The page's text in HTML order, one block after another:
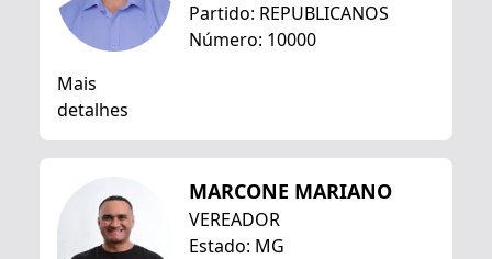
Partido: REPUBLICANOS
Número: 10000
Mais
detalhes
MARCONE MARIANO
VEREADOR
Estado: MG